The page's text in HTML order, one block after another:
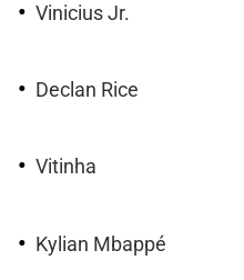
Vinicius Jr.
Declan Rice
Vitinha
Kylian Mbappé